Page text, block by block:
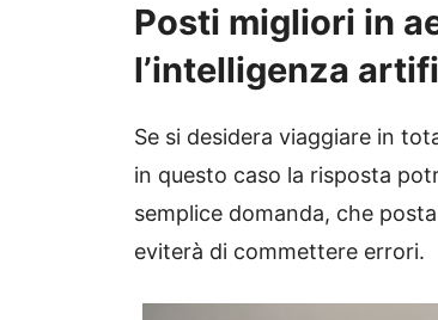
Posti migliori in
l’intelligenza
Se si desidera viaggiare in
in questo caso la risposta
semplice domanda, che
eviterà di commettere errori.